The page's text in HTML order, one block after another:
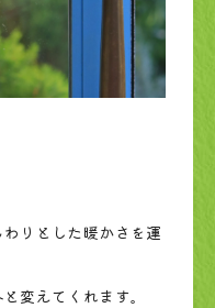
りとした暖かさ を運
変えてくれます。